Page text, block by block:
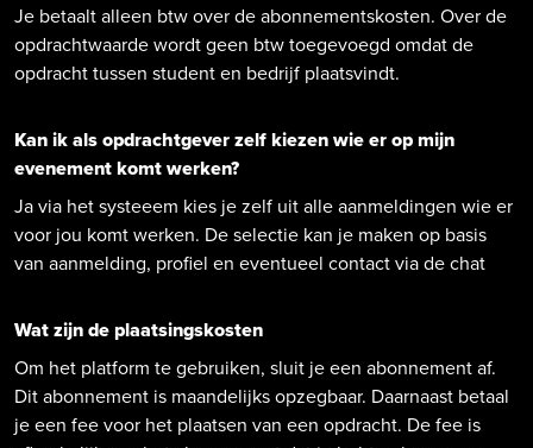
Je betaalt alleen btw over de abonnementskosten. Over de
opdrachtwaarde wordt geen btw toegevoegd omdat de
opdracht tussen student en bedrijf plaatsvindt.
Kan ik als opdrachtgever zelf kiezen wie er op mijn
evenement komt werken?
Ja via het systeeem kies je zelf uit alle aanmeldingen wie er
voor jou komt werken. De selectie kan je maken op basis
van aanmelding, profiel en eventueel contact via de chat
Wat zijn de plaatsingskosten
Om het platform te gebruiken, sluit je een abonnement af.
Dit abonnement is maandelijks opzegbaar. Daarnaast betaal
je een fee voor het plaatsen van een opdracht. De fee is